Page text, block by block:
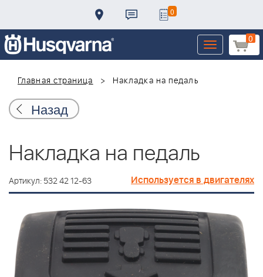
0
0
Toggle
navigation
Главная страница
Накладка на педаль
Назад
Накладка на педаль
Артикул: 532 42 12-63 Используется в двигателях